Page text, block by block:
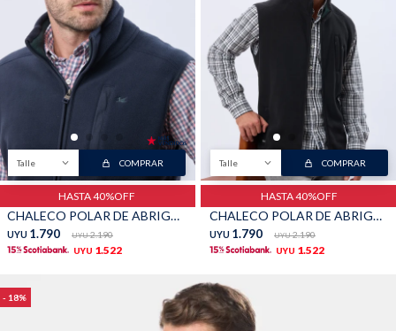
Talle COMPRAR
HASTA 40%OFF
CHALECO POLAR DE ABRIGO - Marino
UYU 1.790 UYU 2.190
UYU 1.522
Talle COMPRAR
HASTA 40%OFF
CHALECO POLAR DE ABRIGO - Negro
UYU 1.790 UYU 2.190
UYU 1.522
18
TALLES GRANDES Uniformes empresariales
Quiero ser parte Canjear mis puntos